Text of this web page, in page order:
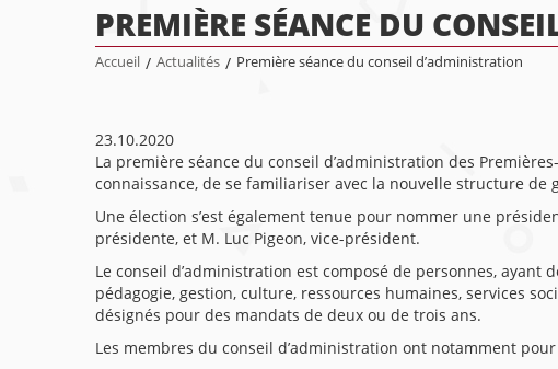
PREMIÈRE SÉANCE DU
Accueil / Actualités / Première séance du conseil d’administration
23.10.2020
La première séance du conseil d’administration des
connaissance, de se familiariser avec la nouvelle structure de
Une élection s’est également tenue pour nommer une
présidente, et M. Luc Pigeon, vice-président.
Le conseil d’administration est composé de personnes,
pédagogie, gestion, culture, ressources humaines, services
désignés pour des mandats de deux ou de trois ans.
Les membres du conseil d’administration ont notamment